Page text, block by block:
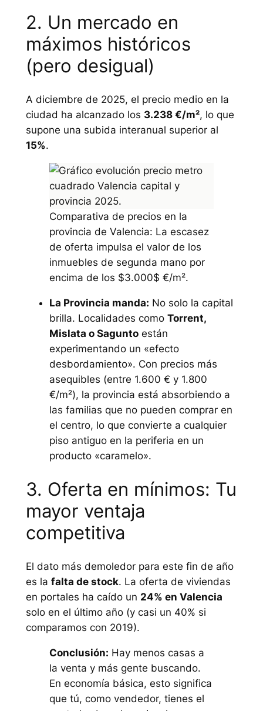
2. Un mercado en
máximos históricos
(pero desigual)
A diciembre de 2025, el precio medio en la
ciudad ha alcanzado los 3.238 €/m², lo que
supone una subida interanual superior al
15%.
Comparativa de precios en la
provincia de Valencia: La escasez
de oferta impulsa el valor de los
inmuebles de segunda mano por
encima de los $3.000$ €/m².
La Provincia manda: No solo la capital
brilla. Localidades como Torrent,
Mislata o Saguntoestán
experimentando un «efecto
desbordamiento». Con precios más
asequibles (entre 1.600 € y 1.800
€/m²), la provincia está absorbiendo a
las familias que no pueden comprar en
el centro, lo que convierte a cualquier
piso antiguo en la periferia en un
producto «caramelo».
3. Oferta en mínimos: Tu
mayor ventaja
competitiva
El dato más demoledor para este fin de año
es la falta de stock. La oferta de viviendas
en portales ha caído un 24% en Valencia
solo en el último año (y casi un 40% si
comparamos con 2019).
Conclusión: Hay menos casas a
la venta y más gente buscando.
En economía básica, esto significa
que tú, como vendedor, tienes el